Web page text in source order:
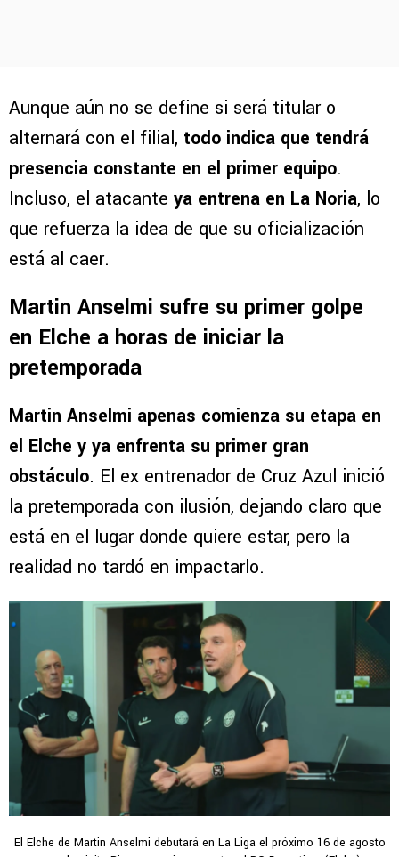
Aunque aún no se define si será titular o
alternará con el filial, todo indica que tendrá
presencia constante en el primer equipo.
Incluso, el atacante ya entrena en La Noria, lo
que refuerza la idea de que su oficialización
está al caer.
Martin Anselmi sufre su primer golpe
en Elche a horas de iniciar la
pretemporada
Martin Anselmi apenas comienza su etapa en
el Elche y ya enfrenta su primer gran
obstáculo. El ex entrenador de Cruz Azul inició
la pretemporada con ilusión, dejando claro que
está en el lugar donde quiere estar, pero la
realidad no tardó en impactarlo.
El Elche de Martin Anselmi debutará en La Liga el próximo 16 de agosto